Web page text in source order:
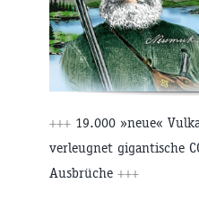
+++ 19.000 »neue«
verleugnet gigantische
Ausbrüche +++